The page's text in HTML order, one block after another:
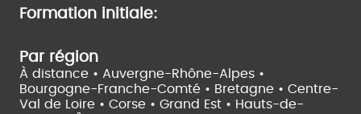
Formation initiale:
Par région
À distance • Auvergne-Rhône-Alpes •
Bourgogne-Franche-Comté • Bretagne • Centre-
Val de Loire • Corse • Grand Est • Hauts-de-